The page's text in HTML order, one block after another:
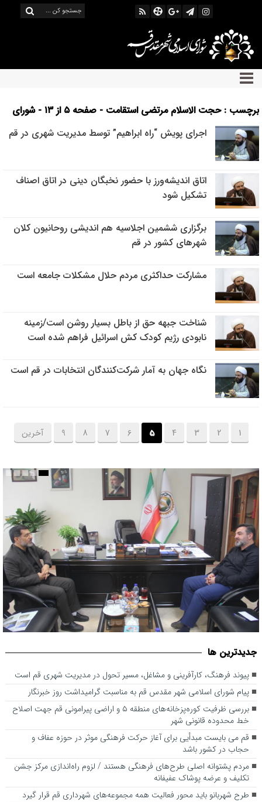
برچسب : حجت الاسلام مرتضی استقامت - صفحه ۵ از ۱۳ - شورای
اسلامی شهر قم
اجرای پویش “راه ابراهیم” توسط مدیریت شهری در قم
اتاق اندیشه‌ورز با حضور نخبگان دینی در اتاق اصناف
تشکیل شود
برگزاری ششمین اجلاسیه هم اندیشی روحانیون کلان
شهرهای کشور در قم
مشارکت حداکثری مردم حلال مشکلات جامعه است
شناخت جبهه حق از باطل بسیار روشن است/زمینه
نابودی رژیم کودک کش اسرائیل فراهم شده است
نگاه جهان به آمار شرکت‌کنندگان انتخابات در قم است
1
2
3
4
5
6
7
8
9 آخرین
است
جديدترين ها
پیوند فرهنگ، کارآفرینی و مشاغل، مسیر تحول در مدیریت شهری قم است
پیام شورای اسلامی شهر مقدس قم به مناسبت گرامیداشت روز خبرنگار
بررسی ظرفیت کوره‌پزخانه‌های منطقه ۵ و اراضی پیرامونی قم جهت اصلاح
خط محدوده قانونی شهر
قم می بایست مبدأیی برای آغاز حرکت فرهنگی موثر در حوزه عفاف و
حجاب در کشور باشد
مردم پشتوانه اصلی طرح‌های فرهنگی هستند / لزوم راه‌اندازی مرکز جشن
تکلیف و عرضه پوشاک عفیفانه
طرح شهربانو باید محور فعالیت همه مجموعه‌های شهرداری قم قرار گیرد